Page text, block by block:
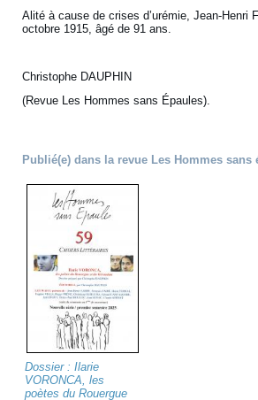
Alité à cause de crises d’urémie, Jean-Henri
octobre 1915, âgé de 91 ans.
Christophe DAUPHIN
(Revue Les Hommes sans Épaules).
Publié(e) dans la revue Les Hommes sans
Dossier : Ilarie
VORONCA, les
poètes du Rouergue